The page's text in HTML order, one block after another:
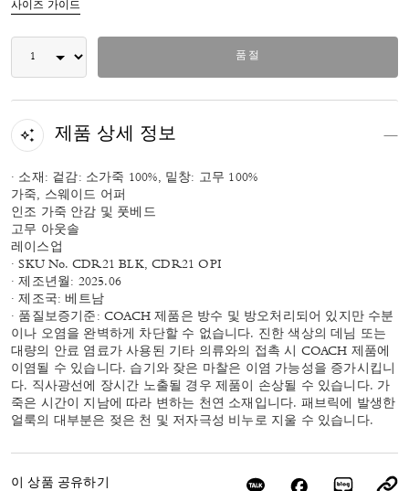
사이즈 가이드
품절
제품 상세 정보
· 소재: 겉감: 소가죽 100%, 밑창: 고무 100%
가죽, 스웨이드 어퍼
인조 가죽 안감 및 풋베드
고무 아웃솔
레이스업
· SKU No. CDR21 BLK, CDR21 OPI
· 제조년월: 2025.06
· 제조국: 베트남
· 품질보증기준: COACH 제품은 방수 및 방오처리되어 있지만 수분
이나 오염을 완벽하게 차단할 수 없습니다. 진한 색상의 데님 또는
대량의 안료 염료가 사용된 기타 의류와의 접촉 시 COACH 제품에
이염될 수 있습니다. 습기와 잦은 마찰은 이염 가능성을 증가시킵니
다. 직사광선에 장시간 노출될 경우 제품이 손상될 수 있습니다. 가
죽은 시간이 지남에 따라 변하는 천연 소재입니다. 패브릭에 발생한
얼룩의 대부분은 젖은 천 및 저자극성 비누로 지울 수 있습니다.
이 상품 공유하기